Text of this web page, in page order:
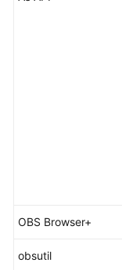
OBS Browser+
obsutil